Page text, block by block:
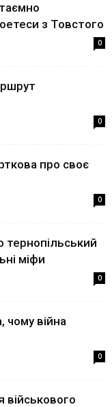
з Товстого
0
0
про своє
0
тернопільський
міфи
0
чому війна
0
військового